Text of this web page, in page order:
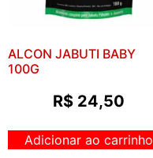
ALCON JABUTI BABY
100G
R$ 24,50
Adicionar ao carrinho